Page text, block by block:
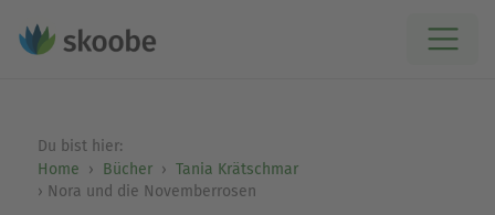
Du bist hier:
Home
Bücher
Tania Krätschmar
Nora und die Novemberrosen